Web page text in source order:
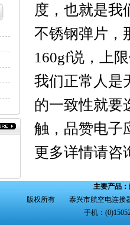
度，也就是我
不锈钢弹片，
160gf说，上
我们正常人是
的一致性就要
触，品赞电子
更多详情请咨
主要产品：
版权所有 泰兴市航空电连接
手机：